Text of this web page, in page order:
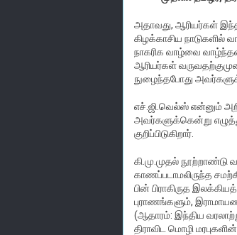
அதாவது, ஆரியர்கள்
கிழக்காசிய நாடுகளில்
நாகரிக வாழ்வை
ஆரியர்கள்
நுழைந்தபோது
எச்.ஜி.வெல்ஸ் என்னும்
அவர்களுக்கென்று
குறிப்பிடுகிறார்.
கி.மு.முதல்
காணப்படாமலிருந்த
பின் பிராகிருத
புராணங்களும்,
(ஆதாரம்: இந்திய
திராவிட மொழி